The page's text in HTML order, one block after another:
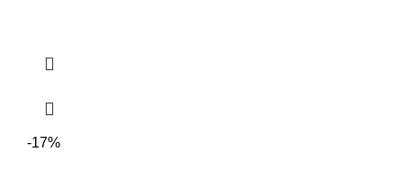
-17%